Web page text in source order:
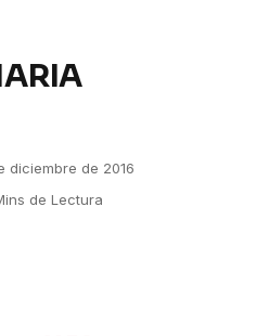
diciembre de 2016
de Lectura